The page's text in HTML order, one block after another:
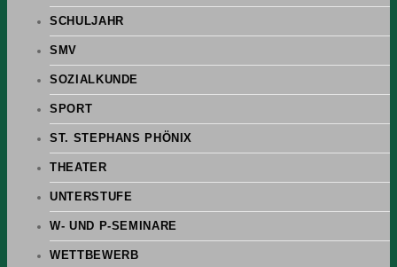
SCHULJAHR
SMV
SOZIALKUNDE
SPORT
ST. STEPHANS PHÖNIX
THEATER
UNTERSTUFE
W- UND P-SEMINARE
WETTBEWERB